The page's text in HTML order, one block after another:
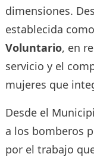
dimensiones.
establecida
Voluntario, en
servicio y el
mujeres que
Desde el
a los bomberos
por el trabajo